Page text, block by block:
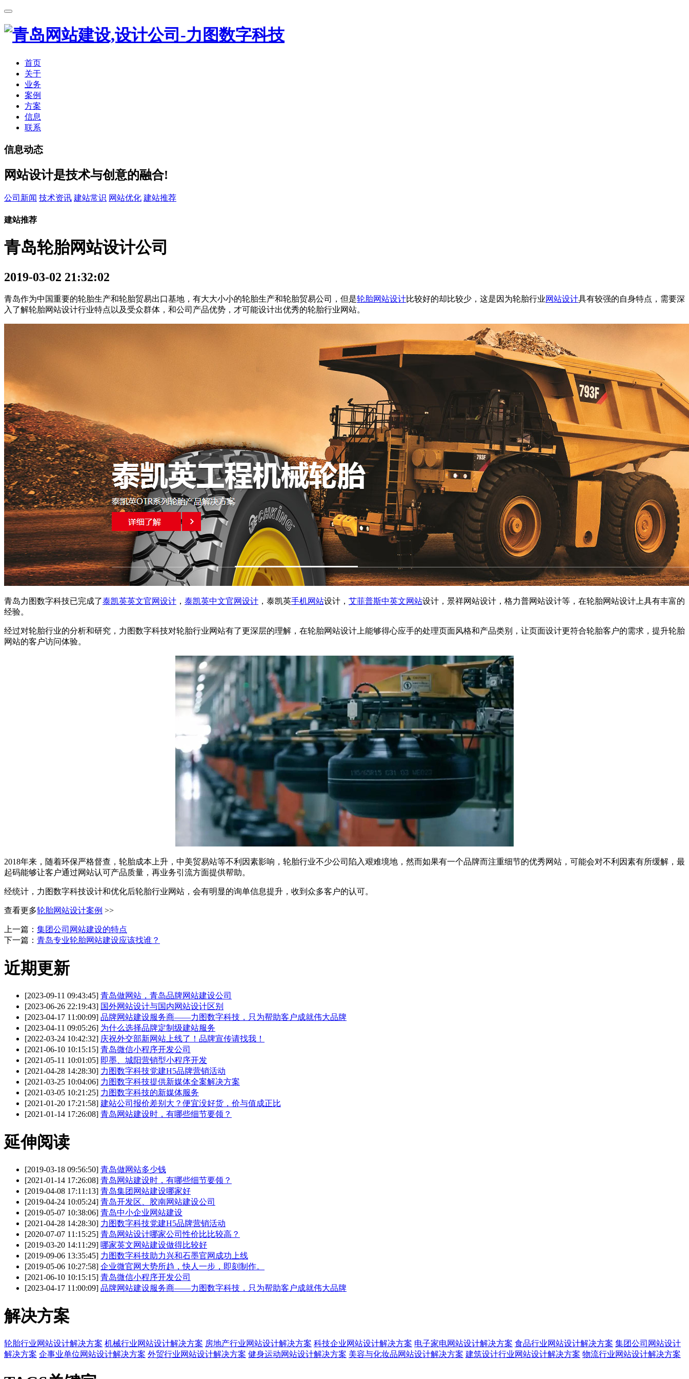
首页
关于
业务
案例
方案
信息
联系
信息动态
网站设计是技术与创意的融合!
公司新闻 技术资讯 建站常识 网站优化 建站推荐
建站推荐
青岛轮胎网站设计公司
2019-03-02 21:32:02
青岛作为中国重要的轮胎生产和轮胎贸易出口基地，有大大小小的轮胎生产和轮胎贸易公司，但是轮胎网站设计比较好的却比较少，这是因为轮胎行业网站设计具有较强的自身特点，需要深
入了解轮胎网站设计行业特点以及受众群体，和公司产品优势，才可能设计出优秀的轮胎行业网站。
青岛力图数字科技已完成了泰凯英英文官网设计 ， 泰凯英中文官网设计 ，泰凯英手机网站设计， 艾菲普斯中英文网站设计，景祥网站设计，格力普网站设计等，在轮胎网站设计上具有丰富的
经验。
经过对轮胎行业的分析和研究，力图数字科技对轮胎行业网站有了更深层的理解，在轮胎网站设计上能够得心应手的处理页面风格和产品类别，让页面设计更符合轮胎客户的需求，提升轮胎
网站的客户访问体验。
2018年来，随着环保严格督查，轮胎成本上升，中美贸易站等不利因素影响，轮胎行业不少公司陷入艰难境地，然而如果有一个品牌而注重细节的优秀网站，可能会对不利因素有所缓解，最
起码能够让客户通过网站认可产品质量，再业务引流方面提供帮助。
经统计，力图数字科技设计和优化后轮胎行业网站，会有明显的询单信息提升，收到众多客户的认可。
查看更多轮胎网站设计案例 >>
上一篇： 集团公司网站建设的特点
下一篇： 青岛专业轮胎网站建设应该找谁？
近期更新
[2023-09-11 09:43:45] 青岛做网站，青岛品牌网站建设公司
[2023-06-26 22:19:43] 国外网站设计与国内网站设计区别
[2023-04-17 11:00:09] 品牌网站建设服务商——力图数字科技，只为帮助客户成就伟大品牌
[2023-04-11 09:05:26] 为什么选择品牌定制级建站服务
[2022-03-24 10:42:32] 庆祝外交部新网站上线了！品牌宣传请找我！
[2021-06-10 10:15:15] 青岛微信小程序开发公司
[2021-05-11 10:01:05] 即墨、城阳营销型小程序开发
[2021-04-28 14:28:30] 力图数字科技党建H5品牌营销活动
[2021-03-25 10:04:06] 力图数字科技提供新媒体全案解决方案
[2021-03-05 10:21:25] 力图数字科技的新媒体服务
[2021-01-20 17:21:58] 建站公司报价差别大？便宜没好货，价与值成正比
[2021-01-14 17:26:08] 青岛网站建设时，有哪些细节要领？
延伸阅读
[2019-03-18 09:56:50] 青岛做网站多少钱
[2021-01-14 17:26:08] 青岛网站建设时，有哪些细节要领？
[2019-04-08 17:11:13] 青岛集团网站建设哪家好
[2019-04-24 10:05:24] 青岛开发区、胶南网站建设公司
[2019-05-07 10:38:06] 青岛中小企业网站建设
[2021-04-28 14:28:30] 力图数字科技党建H5品牌营销活动
[2020-07-07 11:15:25] 青岛网站设计哪家公司性价比比较高？
[2019-03-20 14:11:29] 哪家英文网站建设做得比较好
[2019-09-06 13:35:45] 力图数字科技助力兴和石墨官网成功上线
[2019-05-06 10:27:58] 企业微官网大势所趋，快人一步，即刻制作。
[2021-06-10 10:15:15] 青岛微信小程序开发公司
[2023-04-17 11:00:09] 品牌网站建设服务商——力图数字科技，只为帮助客户成就伟大品牌
解决方案
轮胎行业网站设计解决方案 机械行业网站设计解决方案 房地产行业网站设计解决方案 科技企业网站设计解决方案 电子家电网站设计解决方案 食品行业网站设计解决方案 集团公司网站设计
解决方案 企事业单位网站设计解决方案 外贸行业网站设计解决方案 健身运动网站设计解决方案 美容与化妆品网站设计解决方案 建筑设计行业网站设计解决方案 物流行业网站设计解决方案